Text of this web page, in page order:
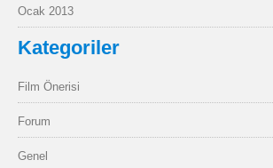
Ocak 2013
Kategoriler
Film Önerisi
Forum
Genel